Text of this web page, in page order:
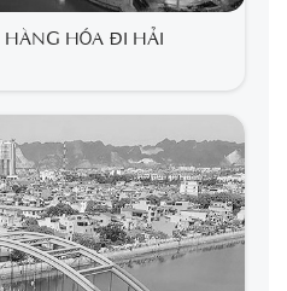
HÀNG HÓA ĐI HẢI